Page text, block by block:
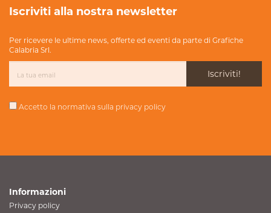
Iscriviti alla nostra newsletter
Per ricevere le ultime news, offerte ed eventi da parte di Grafiche
Calabria Srl.
Iscriviti!
Accetto la normativa sulla privacy policy
Informazioni
Privacy policy